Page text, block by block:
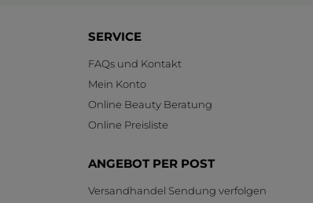
SERVICE
FAQs und Kontakt
Mein Konto
Online Beauty Beratung
Online Preisliste
ANGEBOT PER POST
Versandhandel Sendung verfolgen